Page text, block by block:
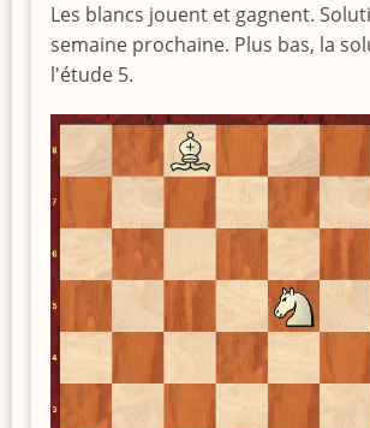
Les blancs jouent et gagnent.
semaine prochaine. Plus bas, la
l'étude 5.